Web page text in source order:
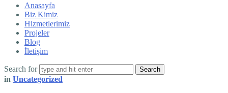
Anasayfa
Biz Kimiz
Hizmetlerimiz
Projeler
Blog
İletişim
Search for
in Uncategorized